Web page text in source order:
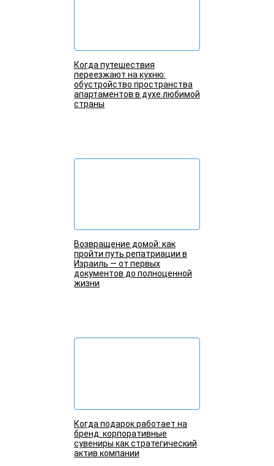
Когда путешествия
переезжают на кухню:
обустройство пространства
апартаментов в духе любимой
страны
Возвращение домой: как
пройти путь репатриации в
Израиль — от первых
документов до полноценной
жизни
Когда подарок работает на
бренд: корпоративные
сувениры как стратегический
актив компании